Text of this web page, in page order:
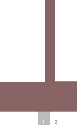
1 2